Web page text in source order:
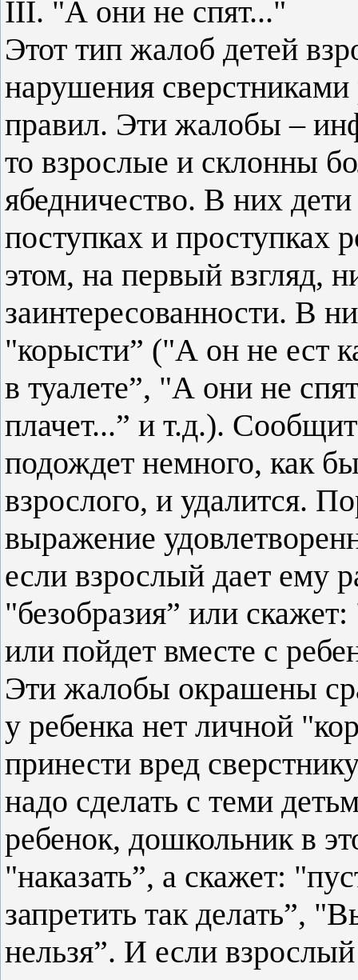
III. "А они не спят..."
Этот тип жалоб детей
нарушения сверстниками
правил. Эти жалобы –
то взрослые и склонны
ябедничество. В них
поступках и проступках
этом, на первый взгляд,
заинтересованности. В
"корысти” ("А он не ест
в туалете”, "А они не
плачет...” и т.д.).
подождет немного, как
взрослого, и удалится.
выражение
если взрослый дает ему
"безобразия” или
или пойдет вместе с
Эти жалобы окрашены
у ребенка нет личной
принести вред
надо сделать с теми
ребенок, дошкольник в
"наказать”, а скажет:
запретить так делать”,
нельзя”. И если